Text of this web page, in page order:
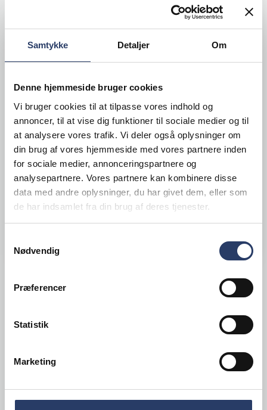
Samtykke Detaljer Om
Denne hjemmeside bruger cookies
Vi bruger cookies til at tilpasse vores indhold og
annoncer, til at vise dig funktioner til sociale medier og til
at analysere vores trafik. Vi deler også oplysninger om
din brug af vores hjemmeside med vores partnere inden
for sociale medier, annonceringspartnere og
analysepartnere. Vores partnere kan kombinere disse
data med andre oplysninger, du har givet dem, eller som
de har indsamlet fra din brug af deres tjenester.
Nødvendig
Præferencer
Statistik
Marketing
Coravin
Vinsystem Kit
Coravin
Varenr.
99560601
Bestillingsvare - Forventet leveringstid 14 hverdage